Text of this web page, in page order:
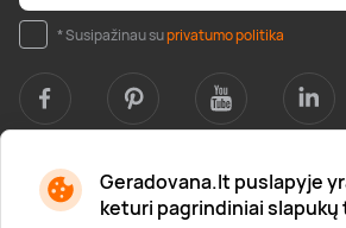
Geradovana.lt puslapyje
keturi pagrindiniai slapukų
* Susipažinau suprivatumo politika
Apie mus